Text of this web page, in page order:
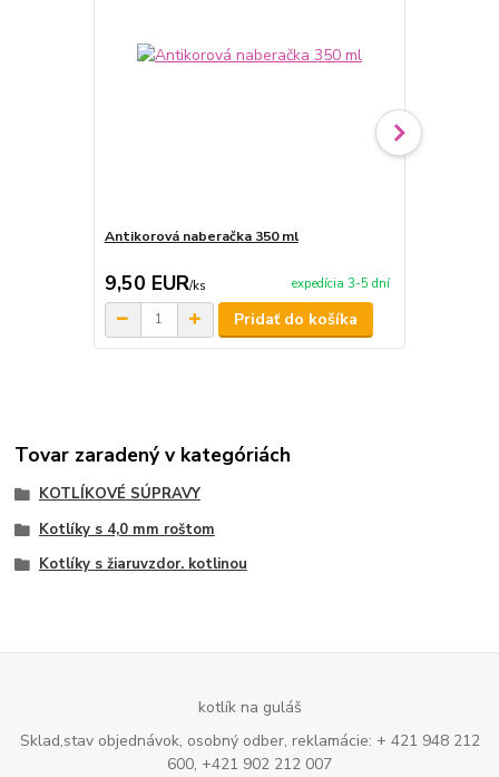
Antikorová naberačka 350 ml
9,50 EUR/ks expedícia 3-5 dní
Pridať do košíka
Tovar zaradený v kategóriách
KOTLÍKOVÉ SÚPRAVY
Kotlíky s 4,0 mm roštom
Kotlíky s žiaruvzdor. kotlinou
kotlík na guláš
Sklad,stav objednávok, osobný odber, reklamácie: + 421 948 212
600, +421 902 212 007